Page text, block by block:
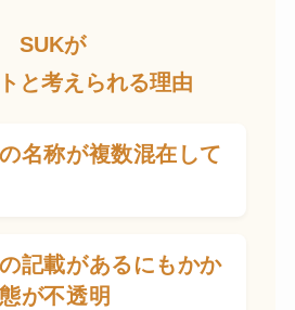
SUKが
と考えられる理由
名称が複数混在して
記載があるにもかか
が不透明